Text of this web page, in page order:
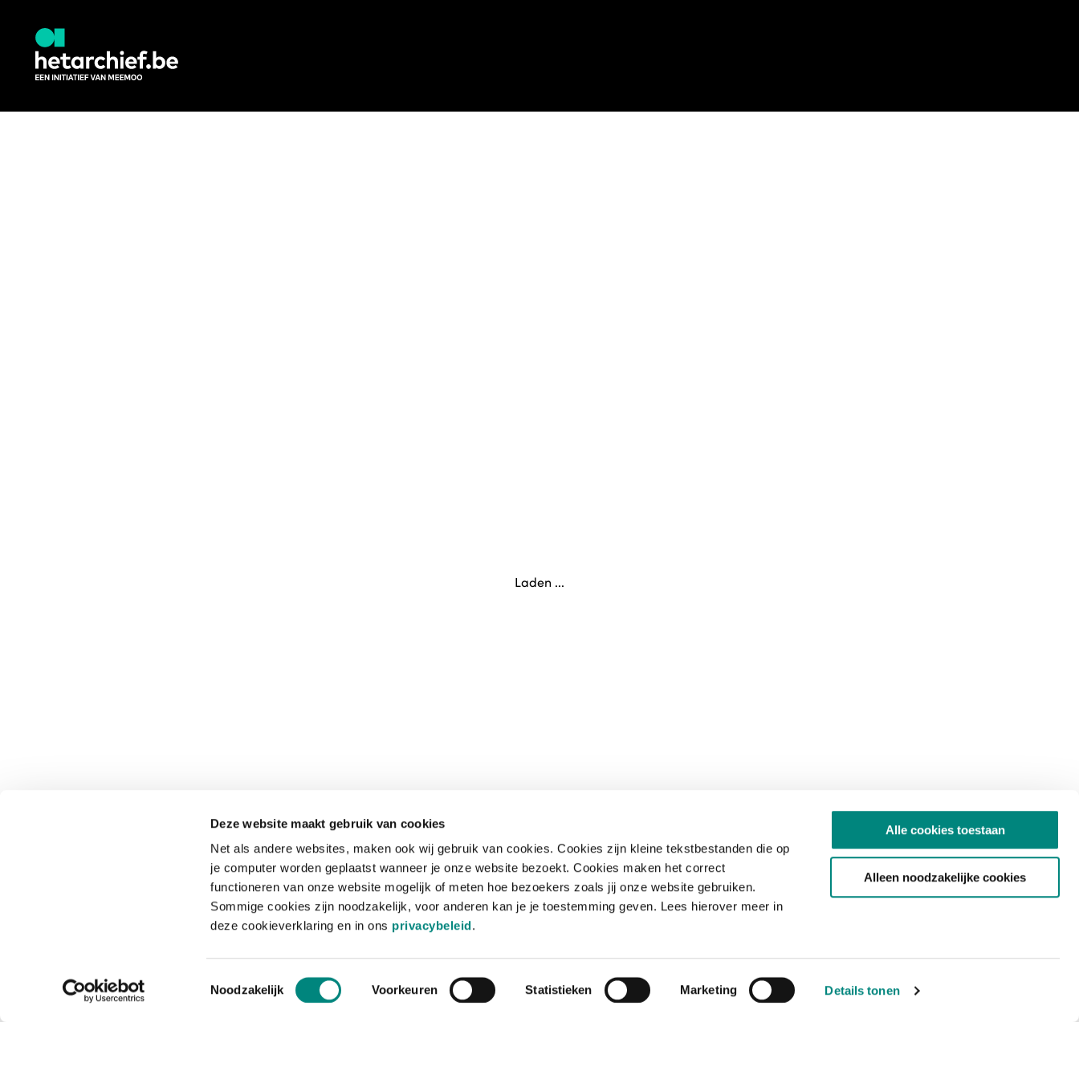
Deze website maakt gebruik van cookies
Net als andere websites, maken ook wij gebruik van cookies. Cookies zijn kleine tekstbestanden die op
je computer worden geplaatst wanneer je onze website bezoekt. Cookies maken het correct
functioneren van onze website mogelijk of meten hoe bezoekers zoals jij onze website gebruiken.
Sommige cookies zijn noodzakelijk, voor anderen kan je je toestemming geven. Lees hierover meer in
deze cookieverklaring en in ons privacybeleid.
Toestemmingsselectie
Noodzakelijk Voorkeuren Statistieken Marketing Details tonen
Alle cookies toestaan
Alleen noodzakelijke cookies
Laden ...